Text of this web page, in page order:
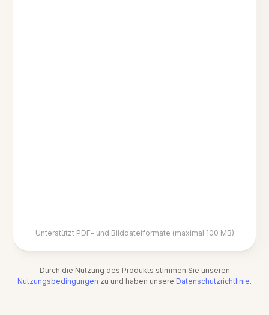
Unterstützt PDF- und Bilddateiformate (maximal 100 MB)
Durch die Nutzung des Produkts stimmen Sie unseren
Nutzungsbedingungen zu und haben unsere Datenschutzrichtlinie.